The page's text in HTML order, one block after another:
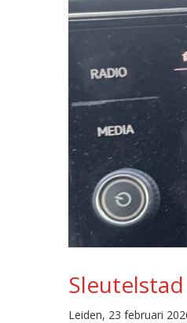
Leiden, 23 februari